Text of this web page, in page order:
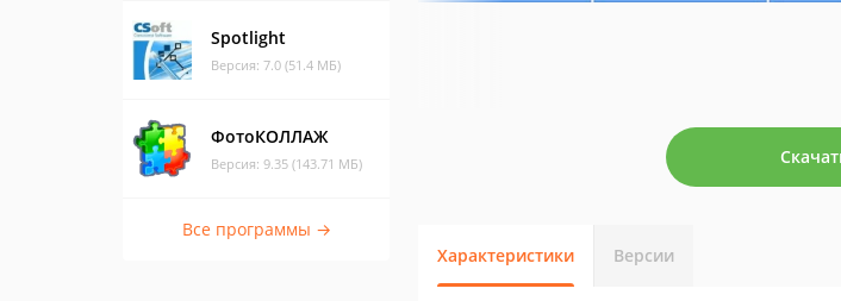
Spotlight
Версия: 7.0 (51.4 МБ)
ФотоКОЛЛАЖ
Версия: 9.35 (143.71 МБ)
Все программы →
Характеристики Версии